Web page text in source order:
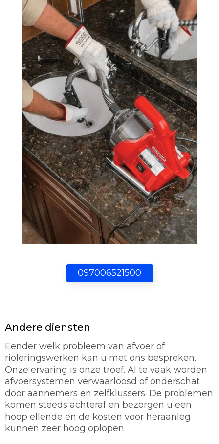
097006521500
Andere diensten
Eender welk probleem van afvoer of
rioleringswerken kan u met ons bespreken.
Onze ervaring is onze troef. Al te vaak worden
afvoersystemen verwaarloosd of onderschat
door aannemers en zelfklussers. De problemen
komen steeds achteraf en bezorgen u een
hoop ellende en de kosten voor heraanleg
kunnen zeer hoog oplopen.